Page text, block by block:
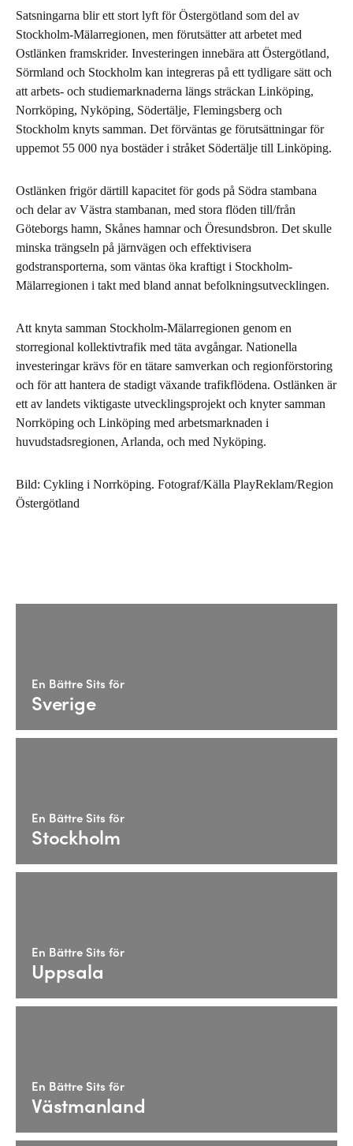
Satsningarna blir ett stort lyft för Östergötland som del av
Stockholm-Mälarregionen, men förutsätter att arbetet med
Ostlänken framskrider. Investeringen innebära att Östergötland,
Sörmland och Stockholm kan integreras på ett tydligare sätt och
att arbets- och studiemarknaderna längs sträckan Linköping,
Norrköping, Nyköping, Södertälje, Flemingsberg och
Stockholm knyts samman. Det förväntas ge förutsättningar för
uppemot 55 000 nya bostäder i stråket Södertälje till Linköping.
Ostlänken frigör därtill kapacitet för gods på Södra stambana
och delar av Västra stambanan, med stora flöden till/från
Göteborgs hamn, Skånes hamnar och Öresundsbron. Det skulle
minska trängseln på järnvägen och effektivisera
godstransporterna, som väntas öka kraftigt i Stockholm-
Mälarregionen i takt med bland annat befolkningsutvecklingen.
Att knyta samman Stockholm-Mälarregionen genom en
storregional kollektivtrafik med täta avgångar. Nationella
investeringar krävs för en tätare samverkan och regionförstoring
och för att hantera de stadigt växande trafikflödena. Ostlänken är
ett av landets viktigaste utvecklingsprojekt och knyter samman
Norrköping och Linköping med arbetsmarknaden i
huvudstadsregionen, Arlanda, och med Nyköping.
Bild: Cykling i Norrköping. Fotograf/Källa PlayReklam/Region
Östergötland
En Bättre Sits för
Sverige
En Bättre Sits för
Stockholm
En Bättre Sits för
Uppsala
En Bättre Sits för
Västmanland